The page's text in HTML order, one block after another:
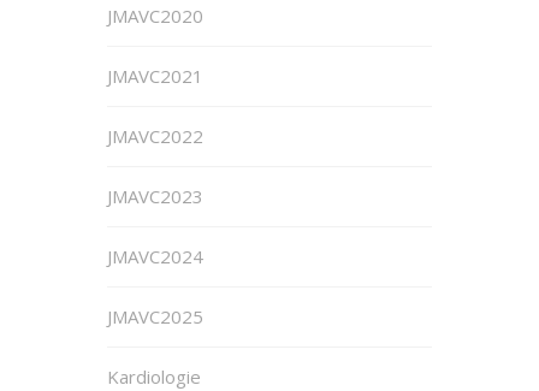
JMAVC2020
JMAVC2021
JMAVC2022
JMAVC2023
JMAVC2024
JMAVC2025
Kardiologie